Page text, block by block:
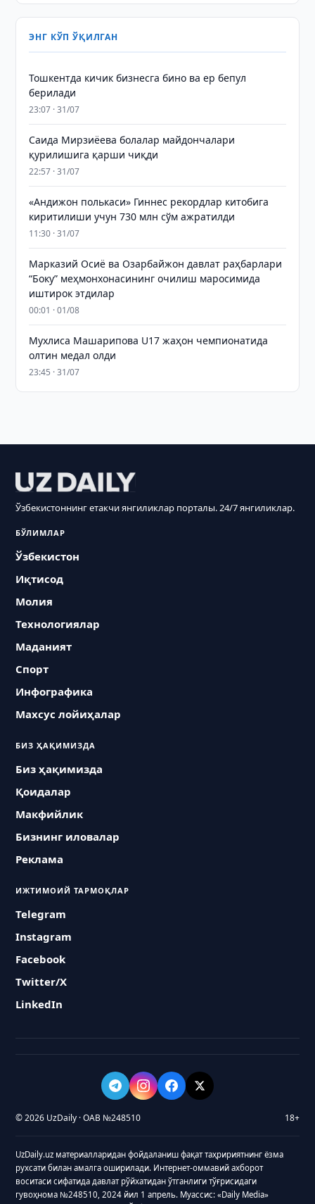
ЭНГ КЎП ЎҚИЛГАН
Тошкентда кичик бизнесга бино ва ер бепул
берилади
23:07 · 31/07
Саида Мирзиёева болалар майдончалари
қурилишига қарши чиқди
22:57 · 31/07
«Андижон полькаси» Гиннес рекордлар китобига
киритилиши учун 730 млн сўм ажратилди
11:30 · 31/07
Марказий Осиё ва Озарбайжон давлат раҳбарлари
“Боку” меҳмонхонасининг очилиш маросимида
иштирок этдилар
00:01 · 01/08
Мухлиса Машарипова U17 жаҳон чемпионатида
олтин медал олди
23:45 · 31/07
Ўзбекистоннинг етакчи янгиликлар порталы. 24/7 янгиликлар.
БЎЛИМЛАР
Ўзбекистон
Иқтисод
Молия
Технологиялар
Маданият
Спорт
Инфографика
Махсус лойиҳалар
БИЗ ҲАҚИМИЗДА
Биз ҳақимизда
Қоидалар
Макфийлик
Бизнинг иловалар
Реклама
ИЖТИМОИЙ ТАРМОҚЛАР
Telegram
Instagram
Facebook
Twitter/X
LinkedIn
© 2026 UzDaily · ОАВ №248510 18+
UzDaily.uz материалларидан фойдаланиш фақат таҳририятнинг ёзма
рухсати билан амалга оширилади. Интернет-оммавий ахборот
воситаси сифатида давлат рўйхатидан ўтганлиги тўғрисидаги
гувоҳнома №248510, 2024 йил 1 апрель. Муассис: «Daily Media»